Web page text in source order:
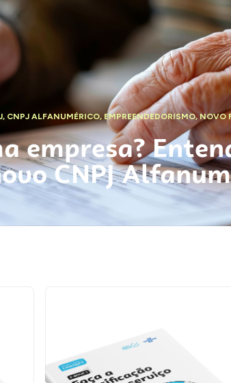
, CNPJ ALFANUMÉRICO, EMPREENDEDORISMO,NOVO
empresa?
CNPJ